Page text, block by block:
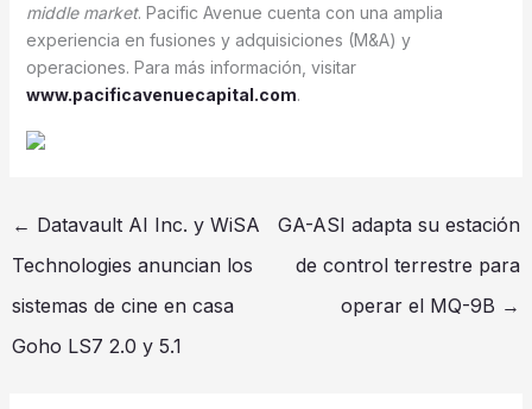
middle market. Pacific Avenue cuenta con una amplia
experiencia en fusiones y adquisiciones (M&A) y
operaciones. Para más información, visitar
www.pacificavenuecapital.com.
← Datavault AI Inc. y WiSA
Technologies anuncian los
sistemas de cine en casa
Goho LS7 2.0 y 5.1
GA-ASI adapta su estación
de control terrestre para
operar el MQ-9B →